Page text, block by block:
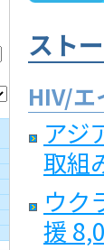
スト
HIV/エ
アジ
取組
ウク
援